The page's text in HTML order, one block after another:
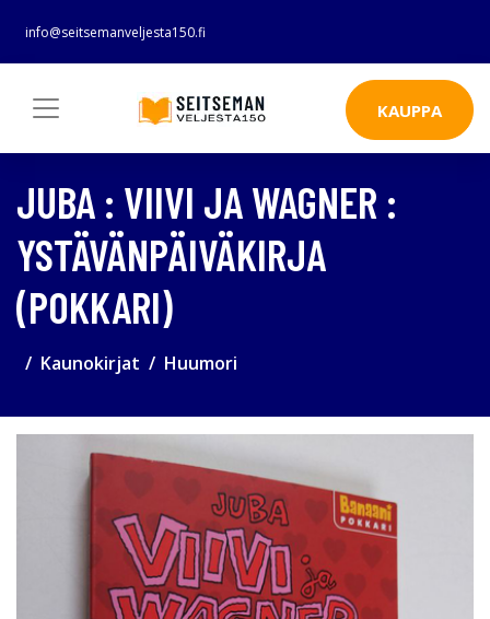
info@seitsemanveljesta150.fi
KAUPPA
JUBA : VIIVI JA WAGNER :
YSTÄVÄNPÄIVÄKIRJA
(POKKARI)
Kaunokirjat Huumori